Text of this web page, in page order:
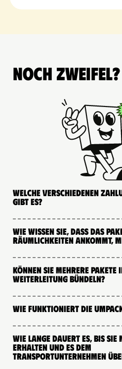
Noch Zweifel?
Welche verschiedenen
gibt es?
Wie wissen Sie, dass das
Räumlichkeiten ankommt,
Können Sie mehrere Pakete
Weiterleitung bündeln?
Wie funktioniert die
Wie lange dauert es, bis Sie
erhalten und es dem
Transportunternehmen